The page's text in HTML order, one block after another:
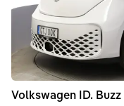
Volkswagen ID. Buzz